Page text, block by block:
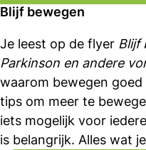
Blijf bewegen
Je leest op de flyer Blijf
Parkinson en andere
waarom bewegen
tips om meer te
iets mogelijk voor
is belangrijk. Alles wat